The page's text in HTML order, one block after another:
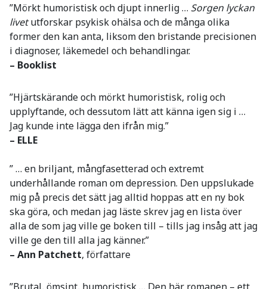
”Mörkt humoristisk och djupt innerlig … Sorgen lyckan
livetutforskar psykisk ohälsa och de många olika
former den kan anta, liksom den bristande precisionen
i diagnoser, läkemedel och behandlingar.
– Booklist
”Hjärtskärande och mörkt humoristisk, rolig och
upplyftande, och dessutom lätt att känna igen sig i …
Jag kunde inte lägga den ifrån mig.”
– ELLE
” … en briljant, mångfasetterad och extremt
underhållande roman om depression. Den uppslukade
mig på precis det sätt jag alltid hoppas att en ny bok
ska göra, och medan jag läste skrev jag en lista över
alla de som jag ville ge boken till – tills jag insåg att jag
ville ge den till alla jag känner.”
– Ann Patchett, författare